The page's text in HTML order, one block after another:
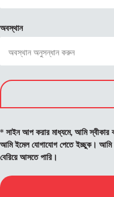
অবস্থান
* সাইন আপ করার মাধ্যমে, আমি
আমি ইমেল যোগাযোগ পেতে ইচ্ছুক। আমি
বেরিয়ে আসতে পারি।